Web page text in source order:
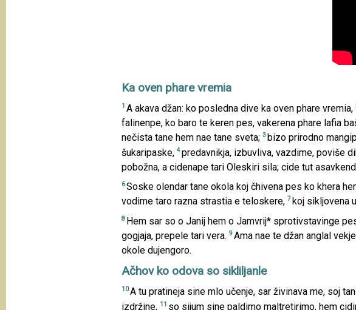
Ka oven phare vremia
1 A akava džan: ko posledna dive ka oven phare vremia,
falinenpe, ko baro te keren pes, vakerena phare lafia
nečista tane hem nae tane sveta;3 bizo prirodno
šukaripaske,4 predavnikja, izbuvliva, vazdime, poviše
pobožna, a cidenape tari Oleskiri sila; cide tut
6Soske olendar tane okola koj čhivena pes ko khera
vodime taro razna strastia e teloskere, 7 koj sikljovena
8 Hem sar so o Janij hem o Jamvrij* sprotivstavinge
gogjaja, prepele tari vera.9 Ama nae te džan anglal
okole dujengoro.
Ačhov ko odova so sikliljanle
10A tu pratineja sine mlo učenje, sar živinava me, soj
izdržine, 11 so sijum sine paldimo maltretirimo, hem